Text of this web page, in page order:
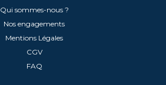
Qui sommes-nous ?
Nos engagements
Mentions Légales
CGV
FAQ